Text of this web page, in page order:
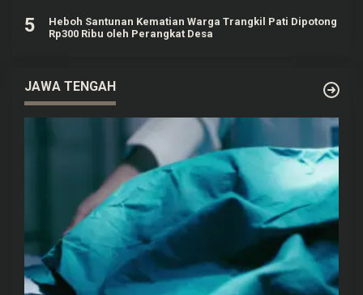
5
Heboh Santunan Kematian Warga Trangkil Pati Dipotong
Rp300 Ribu oleh Perangkat Desa
JAWA TENGAH